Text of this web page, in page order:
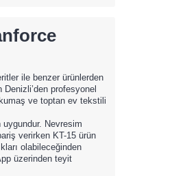
ile benzer ürünlerden
Denizli’den profesyonel
ve toptan ev tekstili
Nevresim
verirken KT-15 ürün
olabileceğinden
üzerinden teyit